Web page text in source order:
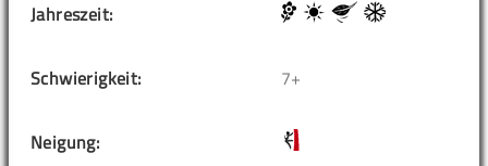
Jahreszeit:
Schwierigkeit: 7+
Neigung: